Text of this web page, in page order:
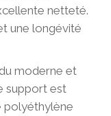
netteté.
une longévité
moderne et
support est
polyéthylène